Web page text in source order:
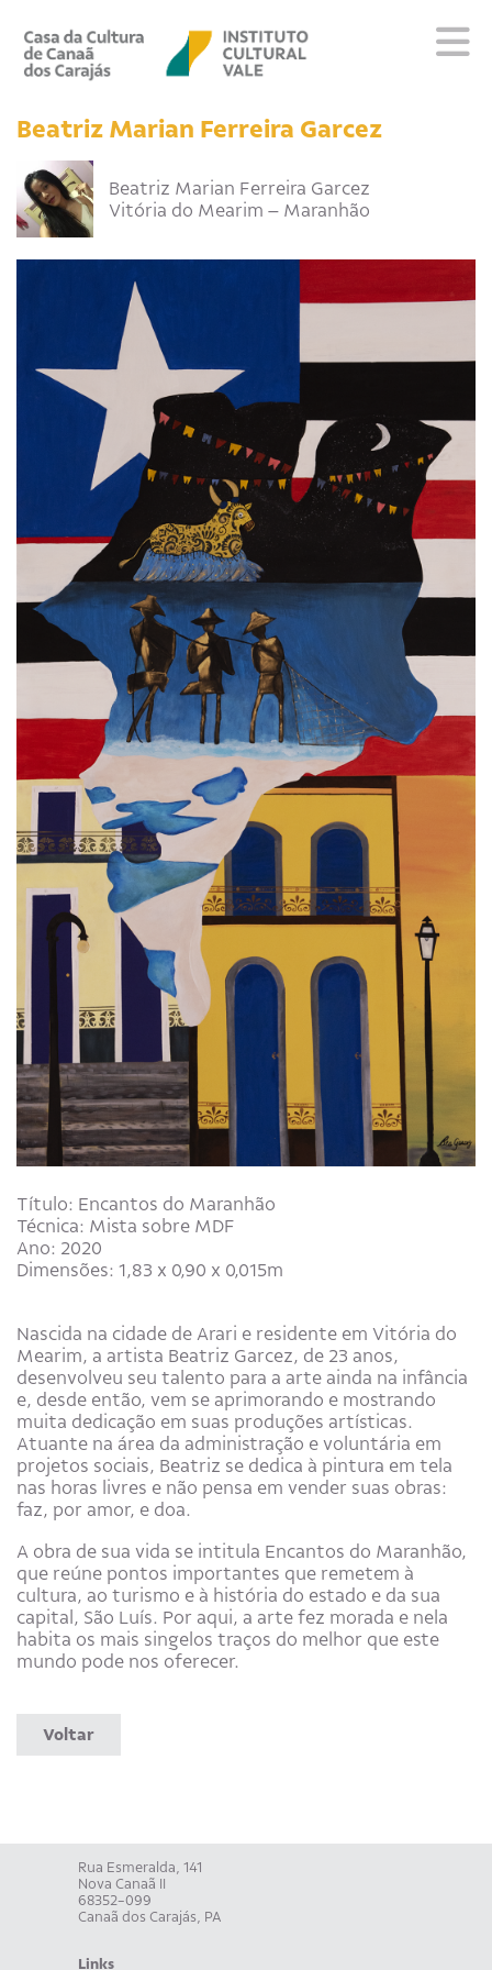
Fale conosco
Beatriz Marian Ferreira Garcez
Beatriz Marian Ferreira Garcez
Vitória do Mearim – Maranhão
Título: Encantos do Maranhão
Técnica: Mista sobre MDF
Ano: 2020
Dimensões: 1,83 x 0,90 x 0,015m
Nascida na cidade de Arari e residente em Vitória do
Mearim, a artista Beatriz Garcez, de 23 anos,
desenvolveu seu talento para a arte ainda na infância
e, desde então, vem se aprimorando e mostrando
muita dedicação em suas produções artísticas.
Atuante na área da administração e voluntária em
projetos sociais, Beatriz se dedica à pintura em tela
nas horas livres e não pensa em vender suas obras:
faz, por amor, e doa.
A obra de sua vida se intitula Encantos do Maranhão,
que reúne pontos importantes que remetem à
cultura, ao turismo e à história do estado e da sua
capital, São Luís. Por aqui, a arte fez morada e nela
habita os mais singelos traços do melhor que este
mundo pode nos oferecer.
Voltar
Rua Esmeralda, 141
Nova Canaã II
68352-099
Canaã dos Carajás, PA
Links